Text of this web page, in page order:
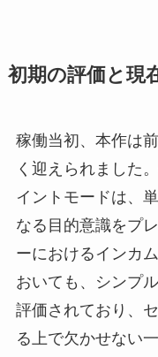
初期の評価と現
稼働当初、本作は
く迎えられました
イントモードは、
なる目的意識をプ
ーにおけるインカ
おいても、シンプ
評価されており、
る上で欠かせない